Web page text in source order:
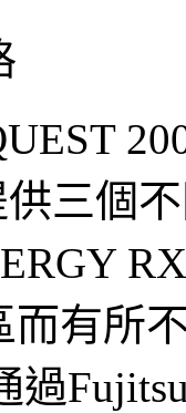
三個
有所
過